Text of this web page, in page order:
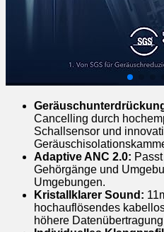
Cancelling durch
Schallsensor und
Adaptive ANC 2.0:
Gehörgänge und
Umgebungen.
Kristallklarer Sound:
hochauflösendes
höhere